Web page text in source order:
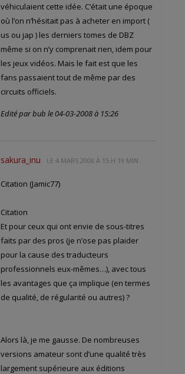
véhiculaient cette idée. C’était une époque
où l’on n’hésitait pas à acheter en import (
us ou jap ) les derniers tomes de DBZ
même si on n’y comprenait rien, idem pour
les jeux vidéos. Mais le fait est que les
fans passaient tout de même par des
circuits officiels.
Edité par bub le 04-03-2008 à 15:26
sakura_inu LE 4 MARS 2008 À 15 H 19 MIN
Citation (Jamic77)
Citation
Et pour ceux qui ont envie de sous-titres
faits par des pros (je n’ose pas plaider
pour la cause des traducteurs
professionnels eux-mêmes…), avec tous
les avantages que ça implique (en termes
de qualité, de régularité ou autres) ?
Alors là, je me gausse. De nombreuses
versions amateur sont d’une qualité très
largement supérieure aux éditions